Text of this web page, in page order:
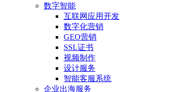
数字智能
互联网应用开发
数字化营销
GEO营销
SSL证书
视频制作
设计服务
智能客服系统
企业出海服务